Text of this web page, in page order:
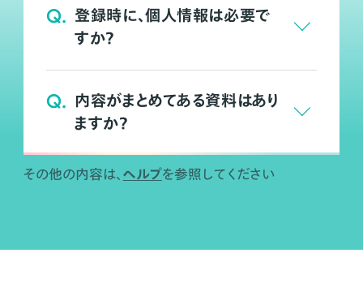
Q. 登録時に、個人情報は必要で
すか？
Q. 内容がまとめてある資料はあり
ますか？
その他の内容は、 ヘルプを参照してください